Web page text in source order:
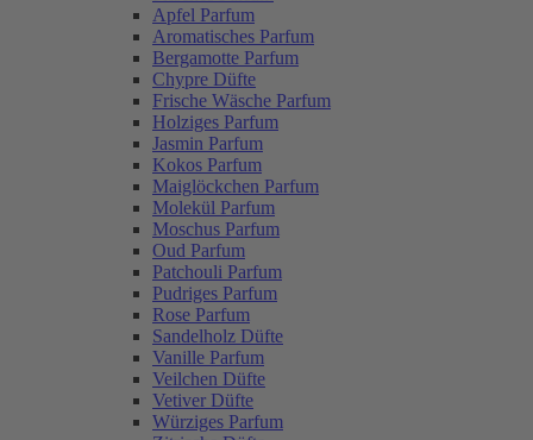
Apfel Parfum
Aromatisches Parfum
Bergamotte Parfum
Chypre Düfte
Frische Wäsche Parfum
Holziges Parfum
Jasmin Parfum
Kokos Parfum
Maiglöckchen Parfum
Molekül Parfum
Moschus Parfum
Oud Parfum
Patchouli Parfum
Pudriges Parfum
Rose Parfum
Sandelholz Düfte
Vanille Parfum
Veilchen Düfte
Vetiver Düfte
Würziges Parfum